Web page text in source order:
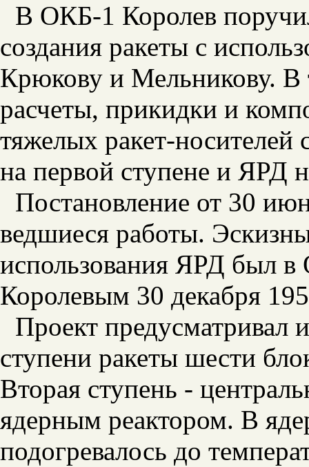
В ОКБ-1 Королев
создания ракеты с
Крюкову и Мельникову. В
расчеты, прикидки и
тяжелых ракет-
на первой ступене и ЯРД
Постановление от 30
ведшиеся работы.
использования ЯРД был в
Королевым 30 декабря
Проект предусматривал
ступени ракеты шести
Вторая ступень -
ядерным реактором. В
подогревалось до